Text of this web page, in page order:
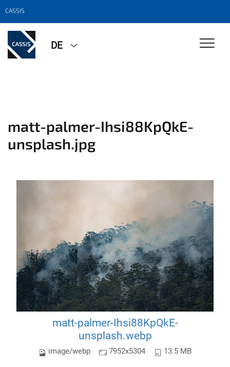
CASSIS
DE
matt-palmer-Ihsi88KpQkE-
unsplash.jpg
matt-palmer-Ihsi88KpQkE-
unsplash.webp
image/webp 7952x5304 13.5 MB